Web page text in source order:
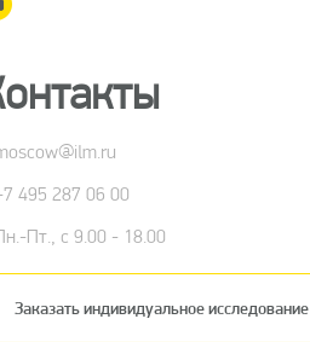
495 287 06 00
Пт., с 9.00 - 18.00
Заказать индивидуальное исследование